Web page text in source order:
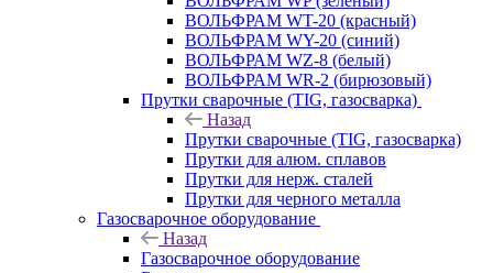
ВОЛЬФРАМ WT-20 (красный)
ВОЛЬФРАМ WY-20 (синий)
ВОЛЬФРАМ WZ-8 (белый)
ВОЛЬФРАМ WR-2 (бирюзовый)
Прутки сварочные (TIG, газосварка)
Назад
Прутки сварочные (TIG, газосварка)
Прутки для алюм. сплавов
Прутки для нерж. сталей
Прутки для черного металла
Газосварочное оборудование
Назад
Газосварочное оборудование